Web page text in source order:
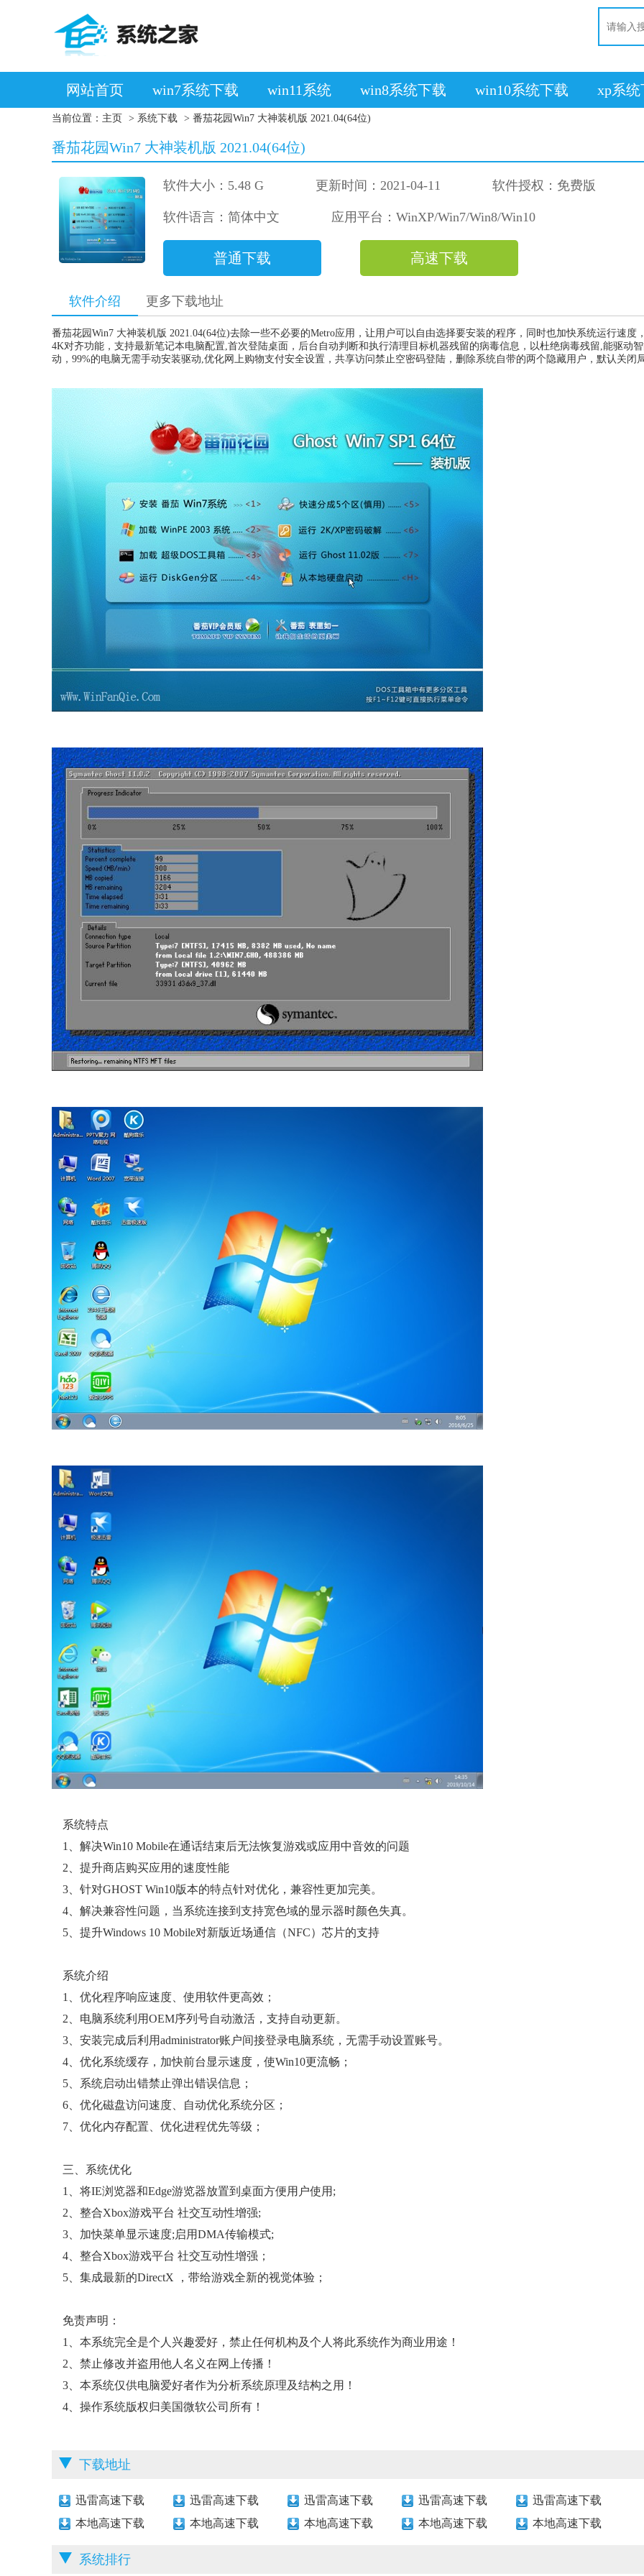
网站首页 win7系统下载 win11系统 win8系统下载 win10系统下载 xp系统
当前位置： 主页 > 系统下载 > 番茄花园Win7 大神装机版 2021.04(64位)
番茄花园Win7 大神装机版 2021.04(64位)
软件大小：5.48 G 更新时间：2021-04-11 软件授权：免费版
软件语言：简体中文 应用平台：WinXP/Win7/Win8/Win10
普通下载 高速下载
软件介绍 更多下载地址
番茄花园Win7 大神装机版 2021.04(64位)去除一些不必要的Metro应用，让用户可以自由选择要安装的程序，同时也加快系统运行速度
4K对齐功能，支持最新笔记本电脑配置,首次登陆桌面，后台自动判断和执行清理目标机器残留的病毒信息，以杜绝病毒残留,能驱动
动，99%的电脑无需手动安装驱动,优化网上购物支付安全设置，共享访问禁止空密码登陆，删除系统自带的两个隐藏用户，默认关闭
系统特点
1、解决Win10 Mobile在通话结束后无法恢复游戏或应用中音效的问题
2、提升商店购买应用的速度性能
3、针对GHOST Win10版本的特点针对优化，兼容性更加完美。
4、解决兼容性问题，当系统连接到支持宽色域的显示器时颜色失真。
5、提升Windows 10 Mobile对新版近场通信（NFC）芯片的支持
系统介绍
1、优化程序响应速度、使用软件更高效；
2、电脑系统利用OEM序列号自动激活，支持自动更新。
3、安装完成后利用administrator账户间接登录电脑系统，无需手动设置账号。
4、优化系统缓存，加快前台显示速度，使Win10更流畅；
5、系统启动出错禁止弹出错误信息；
6、优化磁盘访问速度、自动优化系统分区；
7、优化内存配置、优化进程优先等级；
三、系统优化
1、将IE浏览器和Edge游览器放置到桌面方便用户使用;
2、整合Xbox游戏平台 社交互动性增强;
3、加快菜单显示速度;启用DMA传输模式;
4、整合Xbox游戏平台 社交互动性增强；
5、集成最新的DirectX ，带给游戏全新的视觉体验；
免责声明：
1、本系统完全是个人兴趣爱好，禁止任何机构及个人将此系统作为商业用途！
2、禁止修改并盗用他人名义在网上传播！
3、本系统仅供电脑爱好者作为分析系统原理及结构之用！
4、操作系统版权归美国微软公司所有！
下载地址
迅雷高速下载 迅雷高速下载 迅雷高速下载 迅雷高速下载
迅雷高速下载
本地高速下载
本地高速下载 本地高速下载 本地高速下载 本地高速下载
系统排行